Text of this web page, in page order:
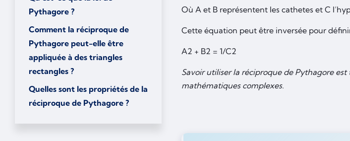
Pythagore ?
Comment la réciproque de
Pythagore peut-elle être
appliquée à des triangles
rectangles ?
Quelles sont les propriétés de la
réciproque de Pythagore ?
Où A et B représentent les cathetes et C
Cette équation peut être inversée pour
A2 + B2 = 1/C2
Savoir utiliser la réciproque de Pythagore
mathématiques complexes.